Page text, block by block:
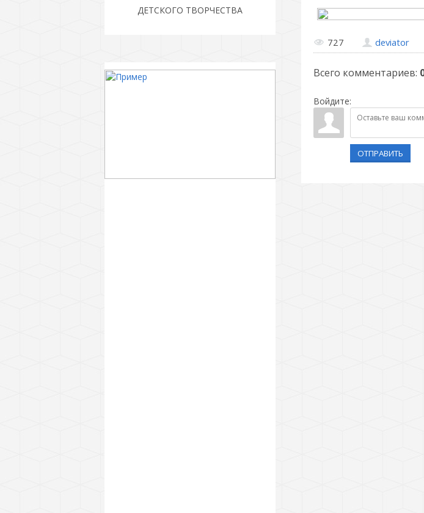
ДЕТСКОГО ТВОРЧЕСТВА
727 deviator
Всего комментариев:
Войдите:
ОТПРАВИТЬ